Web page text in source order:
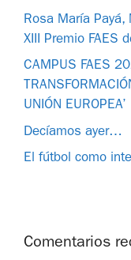
Rosa María Payá,
XIII Premio FAES
CAMPUS FAES
UNIÓN EUROPEA’
Decíamos ayer…
El fútbol como
Comentarios